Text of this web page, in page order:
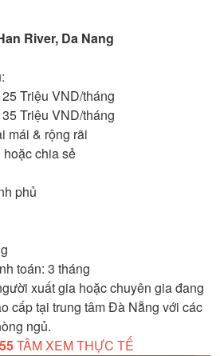
River, Da Nang
Triệu VND/tháng
Triệu VND/tháng
mái & rộng rãi
hoặc chia sẻ
phủ
toán: 3 tháng
xuất gia hoặc chuyên gia đang
cấp tại trung tâm Đà Nẵng với các
ngủ.
TÂM XEM THỰC TẾ